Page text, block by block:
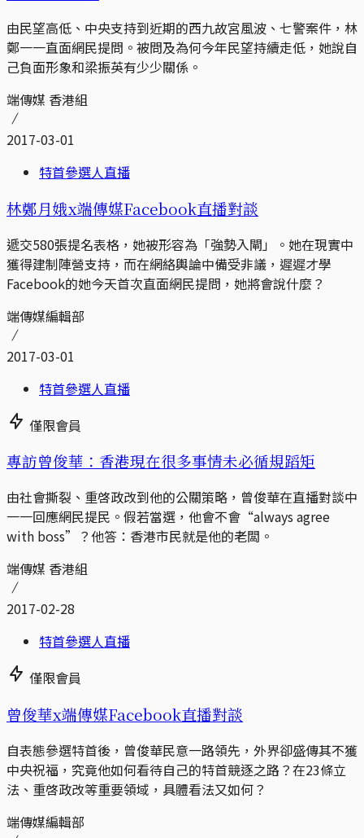
由民望高低、中央支持到近期的西九故宮風波、七警案件，林
鄭一一直面網民提問。被問及為何今年民望持續走低，她說自
己負面形象和梁振英有少少關係。
端傳媒 香港組
2017-03-01
特首參選人直播
林鄭月娥x端傳媒Facebook直播對談
遞交580張提名表格，她被形容為「強勢入閘」。她在現實中
獲得建制陣營支持，而在網絡輿論中備受非議，遲遲才學
Facebook的她今天首次直面網民提問，她將會說什麼？
端傳媒編輯部
2017-03-01
特首參選人直播
僅限會員
專訪曾俊華：香港現在很多事情未必循規蹈矩
由社會撕裂、重啓政改到他的公關策略，曾俊華在直播對談中
一一回應網民提民。假若當選，他會不會“always agree
with boss”？他答：香港市民就是他的老闆。
端傳媒 香港組
2017-02-28
特首參選人直播
僅限會員
曾俊華x端傳媒Facebook直播對談
自表態參選特首後，曾俊華民意一路領先，外界卻盛傳其不獲
中央祝福，究竟他如何看待自己的特首競逐之路？在23條立
法、重啓政改等重要領域，具體看法又如何？
端傳媒編輯部